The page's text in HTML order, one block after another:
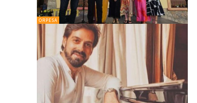
ORPESA